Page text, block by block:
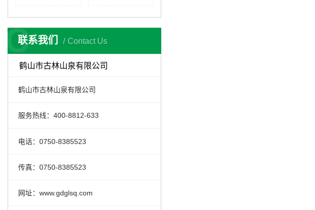
联系我们 Contact Us
C
鹤山市古林山泉有限公司
鹤山市古林山泉有限公司
服务热线：400-8812-633
电话：0750-8385523
传真：0750-8385523
网址：www.gdglsq.com